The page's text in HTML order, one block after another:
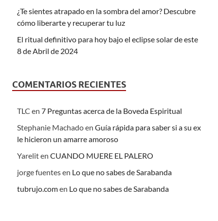
¿Te sientes atrapado en la sombra del amor? Descubre
cómo liberarte y recuperar tu luz
El ritual definitivo para hoy bajo el eclipse solar de este
8 de Abril de 2024
COMENTARIOS RECIENTES
TLC en 7 Preguntas acerca de la Boveda Espiritual
Stephanie Machadoen Guía rápida para saber si a su ex
le hicieron un amarre amoroso
Yareliten CUANDO MUERE EL PALERO
jorge fuentesen Lo que no sabes de Sarabanda
tubrujo.comen Lo que no sabes de Sarabanda